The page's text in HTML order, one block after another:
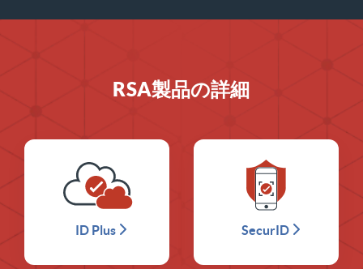
RSA製品の詳細
ID Plus SecurID